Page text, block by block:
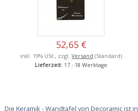
52,65 €
inkl. 19% USt., zzgl.Versand (Standard)
Lieferzeit: 17 - 18 Werktage
Die Keramik - Wandtafel von Decoramic ist in